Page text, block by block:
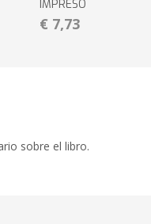
IMPRESO
€ 7,73
sobre el libro.